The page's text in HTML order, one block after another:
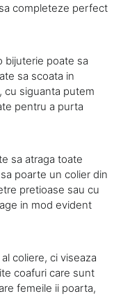
completeze perfect
bijuterie poate sa
sa scoata in
cu siguanta putem
pentru a purta
sa atraga toate
poarte un colier din
pretioase sau cu
in mod evident
coliere, ci viseaza
coafuri care sunt
femeile ii poarta,